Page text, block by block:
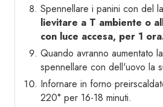
Spennellare i panini con del
lievitare a T ambiente o
con luce accesa, per 1
Quando avranno aumentato
spennellare con dell'uovo la
Infornare in forno
220° per 16-18 minuti.